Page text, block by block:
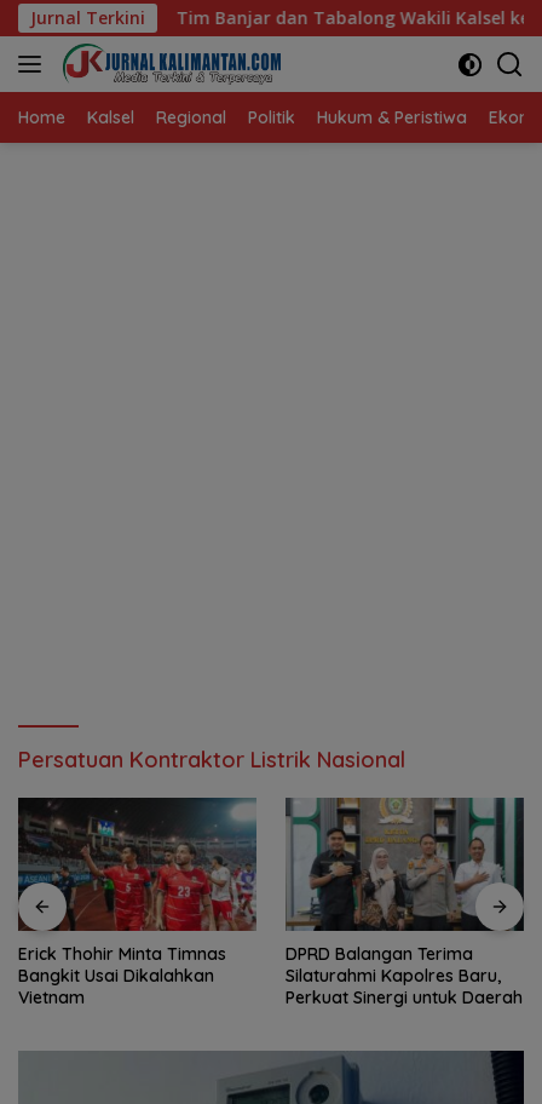
Langsung
ke
konten
Jurnal Terkini
dan Tabalong Wakili Kalsel ke Babak Semifinal Gubernur
Home Kalsel Regional Politik Hukum & Peristiwa
Persatuan Kontraktor Listrik Nasional
Erick Thohir Minta Timnas
Bangkit Usai Dikalahkan
Vietnam
DPRD Balangan Terima
Silaturahmi Kapolres Baru,
Perkuat Sinergi untuk Daerah